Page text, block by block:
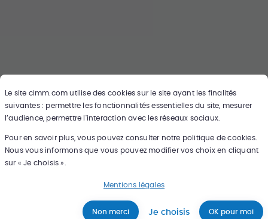
Le site cimm.comutilise des cookies sur le site ayant les finalités
suivantes : permettre les fonctionnalités essentielles du site, mesurer
l’audience, permettre l'interaction avec les réseaux sociaux.
Pour en savoir plus, vous pouvez consulter notre politique de cookies.
Nous vous informons que vous pouvez modifier vos choix en cliquant
sur « Je choisis ».
Mentions légales
Non merci Je choisis OK pour moi
Oups ce bien n'existe pas ou plus,
cherchez en un autre sur notre carte !